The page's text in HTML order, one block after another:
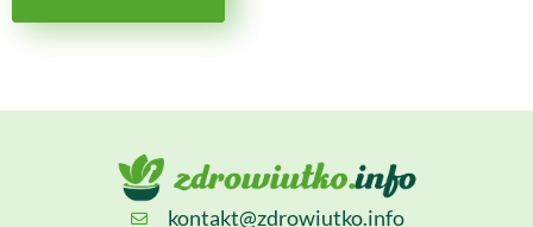
kontakt@zdrowiutko.info